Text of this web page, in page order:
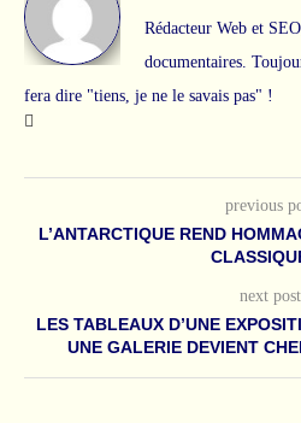
Rédacteur Web et
documentaires.
fera dire "tiens, je ne le savais pas" !
previous
L’ANTARCTIQUE REND
next post
LES TABLEAUX D’UNE
UNE GALERIE DEVIENT